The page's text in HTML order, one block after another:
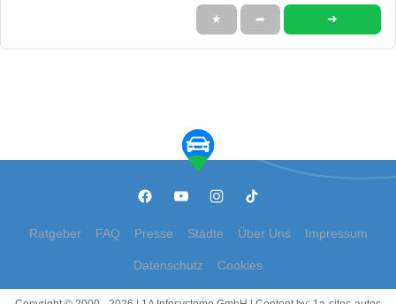
★ ➦ ➜
Ratgeber FAQ Presse Städte Über Uns Impressum
Datenschutz Cookies